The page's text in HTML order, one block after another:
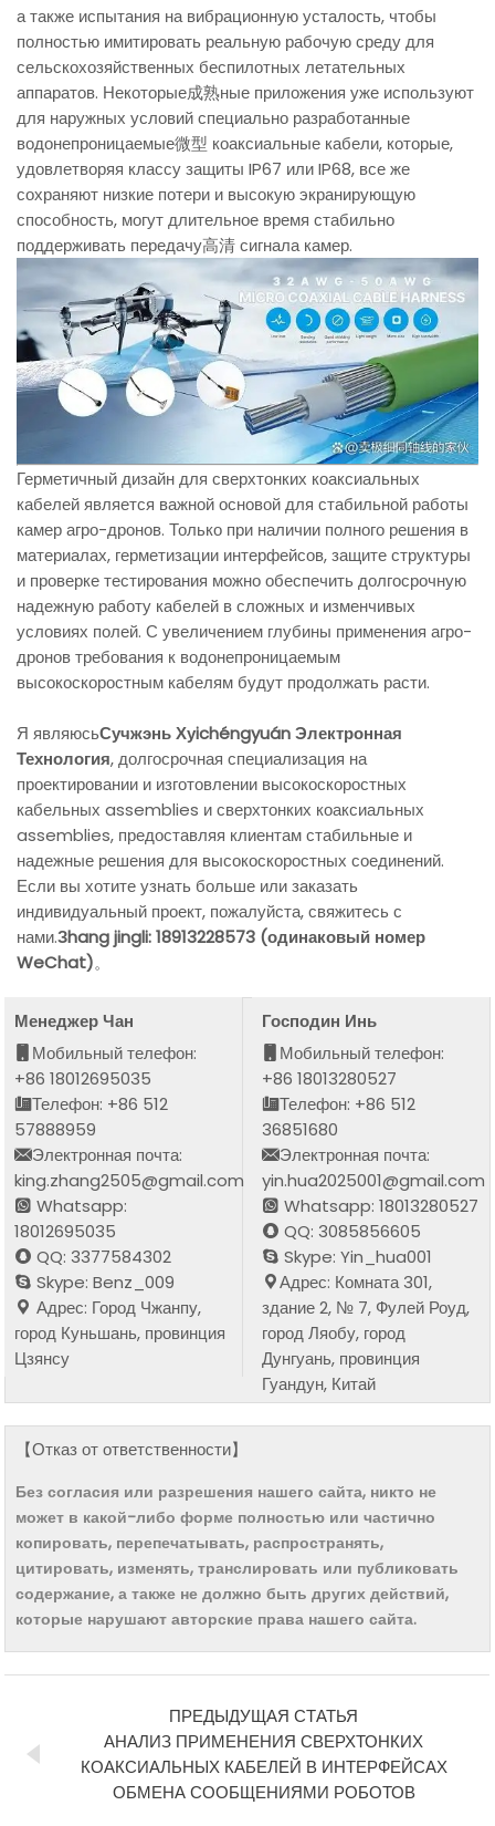
а также испытания на вибрационную усталость, чтобы
полностью имитировать реальную рабочую среду для
сельскохозяйственных беспилотных летательных
аппаратов. Некоторые成熟ные приложения уже используют
для наружных условий специально разработанные
водонепроницаемые微型 коаксиальные кабели, которые,
удовлетворяя классу защиты IP67 или IP68, все же
сохраняют низкие потери и высокую экранирующую
способность, могут длительное время стабильно
поддерживать передачу高清 сигнала камер.
Герметичный дизайн для сверхтонких коаксиальных
кабелей является важной основой для стабильной работы
камер агро-дронов. Только при наличии полного решения в
материалах, герметизации интерфейсов, защите структуры
и проверке тестирования можно обеспечить долгосрочную
надежную работу кабелей в сложных и изменчивых
условиях полей. С увеличением глубины применения агро-
дронов требования к водонепроницаемым
высокоскоростным кабелям будут продолжать расти.
Я являюсьСучжэнь Хуichéngyuán Электронная
Технология, долгосрочная специализация на
проектировании и изготовлении высокоскоростных
кабельных assemblies и сверхтонких коаксиальных
assemblies, предоставляя клиентам стабильные и
надежные решения для высокоскоростных соединений.
Если вы хотите узнать больше или заказать
индивидуальный проект, пожалуйста, свяжитесь с
нами.Зhang jingli: 18913228573 (одинаковый номер
WeChat)。
Менеджер Чан
Мобильный телефон:
+86 18012695035
Телефон: +86 512
57888959
Электронная почта:
king.zhang2505@gmail.com
Whatsapp:
18012695035
QQ: 3377584302
Skype: Benz_009
Адрес: Город Чжанпу,
город Куньшань, провинция
Цзянсу
Господин Инь
Мобильный телефон:
+86 18013280527
Телефон: +86 512
36851680
Электронная почта:
yin.hua2025001@gmail.com
Whatsapp: 18013280527
QQ: 3085856605
Skype: Yin_hua001
Адрес: Комната 301,
здание 2, № 7, Фулей Роуд,
город Ляобу, город
Дунгуань, провинция
Гуандун, Китай
【Отказ от ответственности】
Без согласия или разрешения нашего сайта, никто не
может в какой-либо форме полностью или частично
копировать, перепечатывать, распространять,
цитировать, изменять, транслировать или публиковать
содержание, а также не должно быть других действий,
которые нарушают авторские права нашего сайта.
ПРЕДЫДУЩАЯ СТАТЬЯ
АНАЛИЗ ПРИМЕНЕНИЯ СВЕРХТОНКИХ
КОАКСИАЛЬНЫХ КАБЕЛЕЙ В ИНТЕРФЕЙСАХ
ОБМЕНА СООБЩЕНИЯМИ РОБОТОВ